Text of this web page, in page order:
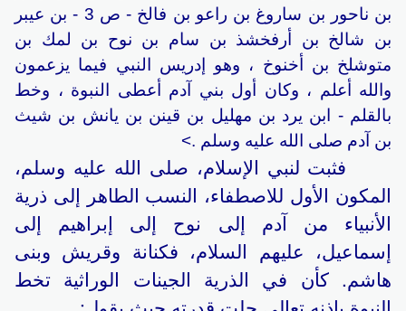
بن ناحور بن ساروغ بن راعو بن فالخ - ص 3 - بن عيبر
بن شالخ بن أرفخشذ بن سام بن نوح بن لمك بن
متوشلخ بن أخنوخ ، وهو إدريس النبي فيما يزعمون
والله أعلم ، وكان أول بني
آدم
أعطى النبوة ، وخط
بالقلم - ابن يرد بن مهليل بن قينن بن يانش بن شيث
بن آدم صلى الله عليه وسلم .>
فثبت لنبي الإسلام، صلى الله عليه وسلم،
المكون الأول للاصطفاء، النسب الطاهر إلى ذرية
الأنبياء من آدم إلى نوح إلى إبراهيم إلى
إسماعيل، عليهم السلام، فكنانة وقريش وبنى
هاشم. كأن في الذرية الجينات الوراثية تخط